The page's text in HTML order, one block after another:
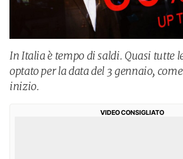
In Italia è tempo di saldi. Quasi tutte
optato per la data del 3 gennaio,
inizio.
VIDEO CONSIGLIATO